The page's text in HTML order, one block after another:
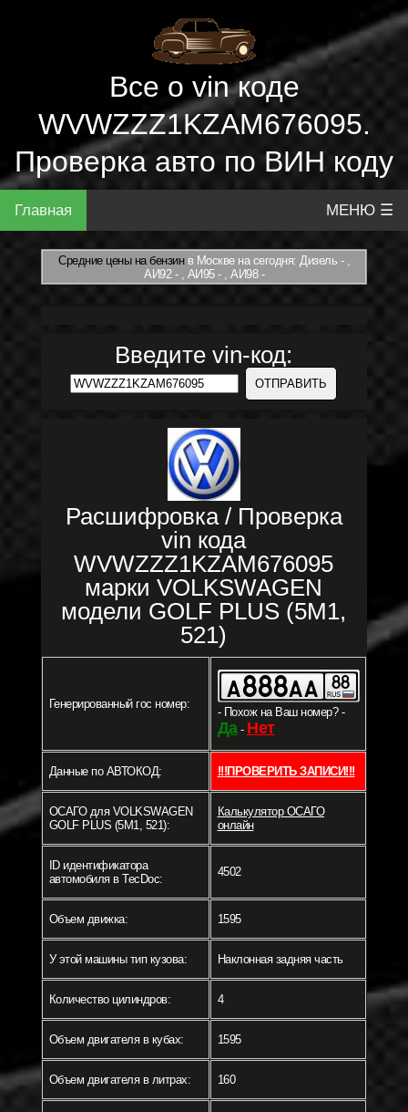
Все о vin коде
WVWZZZ1KZAM676095.
Проверка авто по ВИН коду
Главная МЕНЮ ☰
Средние цены на бензинв Москве на сегодня: Дизель - ,
АИ92 - , АИ95 - , АИ98 -
Введите vin-код:
Расшифровка / Проверка
vin кода
WVWZZZ1KZAM676095
марки VOLKSWAGEN
модели GOLF PLUS (5M1,
521)
Генерированный гос номер:
- Похож на Ваш номер? -
Да- Нет
Данные по АВТОКОД: !!!ПРОВЕРИТЬ ЗАПИСИ!!!
ОСАГО для VOLKSWAGEN
GOLF PLUS (5M1, 521):
Калькулятор ОСАГО
онлайн
ID идентификатора
автомобиля в TecDoc:
4502
Объем движка: 1595
У этой машины тип кузова: Наклонная задняя часть
Количество цилиндров: 4
Объем двигателя в кубах: 1595
Объем двигателя в литрах: 160